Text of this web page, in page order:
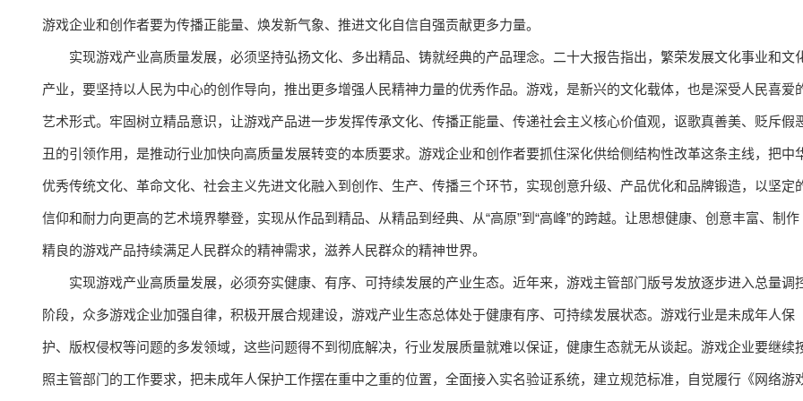
游戏企业和创作者要为传播正能量、焕发新气象、推进文化自信自强贡献更多力量。
实现游戏产业高质量发展，必须坚持弘扬文化、多出精品、铸就经典的产品理念。二十大报告指出，繁荣发展文化事业和文
产业，要坚持以人民为中心的创作导向，推出更多增强人民精神力量的优秀作品。游戏，是新兴的文化载体，也是深受人民喜爱
艺术形式。牢固树立精品意识，让游戏产品进一步发挥传承文化、传播正能量、传递社会主义核心价值观，讴歌真善美、贬斥假
丑的引领作用，是推动行业加快向高质量发展转变的本质要求。游戏企业和创作者要抓住深化供给侧结构性改革这条主线，把中
优秀传统文化、革命文化、社会主义先进文化融入到创作、生产、传播三个环节，实现创意升级、产品优化和品牌锻造，以坚定
信仰和耐力向更高的艺术境界攀登，实现从作品到精品、从精品到经典、从“高原”到“高峰”的跨越。让思想健康、创意丰富、制作
精良的游戏产品持续满足人民群众的精神需求，滋养人民群众的精神世界。
实现游戏产业高质量发展，必须夯实健康、有序、可持续发展的产业生态。近年来，游戏主管部门版号发放逐步进入总量调
阶段，众多游戏企业加强自律，积极开展合规建设，游戏产业生态总体处于健康有序、可持续发展状态。游戏行业是未成年人保
护、版权侵权等问题的多发领域，这些问题得不到彻底解决，行业发展质量就难以保证，健康生态就无从谈起。游戏企业要继续
照主管部门的工作要求，把未成年人保护工作摆在重中之重的位置，全面接入实名验证系统，建立规范标准，自觉履行《网络游